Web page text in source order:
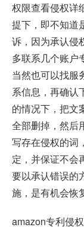
权限查看侵权详
提下，即不知道
诉，因为承认侵
多联系几个账户
当然也可以找服
系信息，再确认
的情况下，把文
全部删掉，然后
写存在侵权的词
定，并保证不会
要以承认错误的
施，是有机会恢
amazon专利侵